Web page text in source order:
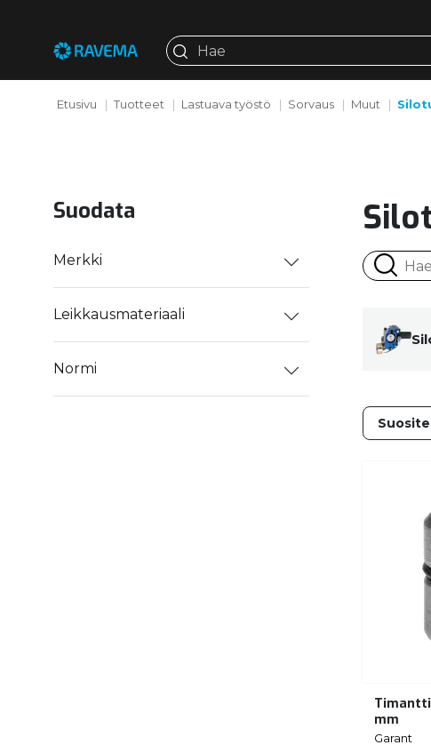
Etusivu Tuotteet Lastuava työstö Sorvaus Muut
Suodata
Merkki
Leikkausmateriaali
Normi
mm
Garant